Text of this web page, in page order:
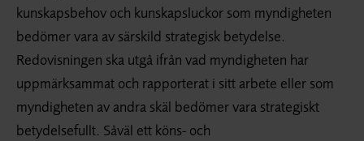
kunskapsbehov och kunskapsluckor som myndigheten
bedömer vara av särskild strategisk betydelse.
Redovisningen ska utgå ifrån vad myndigheten har
uppmärksammat och rapporterat i sitt arbete eller som
myndigheten av andra skäl bedömer vara strategiskt
betydelsefullt. Såväl ett köns- och